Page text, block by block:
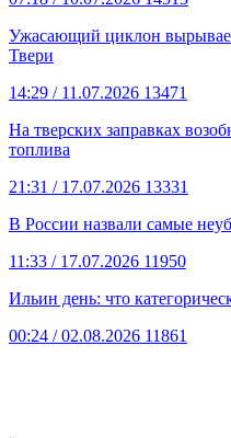
Ужасающий циклон
Твери
14:29 / 11.07.2026 13471
На тверских заправках
топлива
21:31 / 17.07.2026 13331
В России назвали самые
11:33 / 17.07.2026 11950
Ильин день: что
00:24 / 02.08.2026 11861